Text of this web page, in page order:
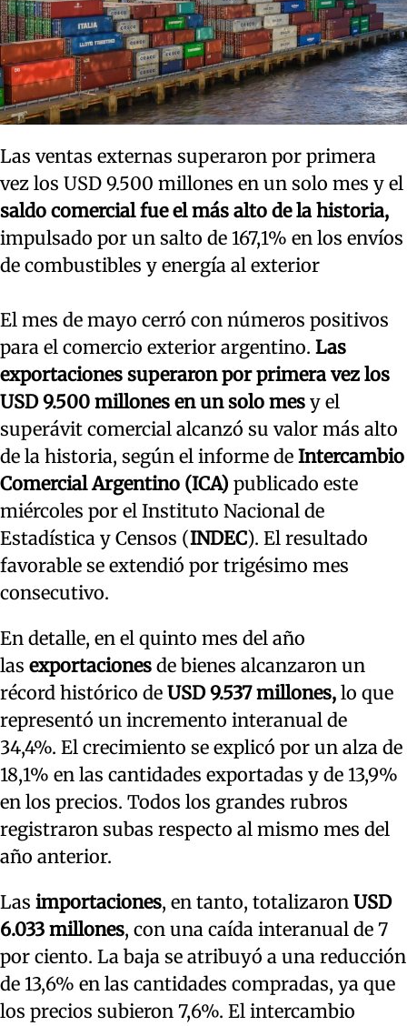
Las ventas externas superaron por primera
vez los USD 9.500 millones en un solo mes y el
saldo comercial fue el más alto de la historia,
impulsado por un salto de 167,1% en los envíos
de combustibles y energía al exterior
El mes de mayo cerró con números positivos
para el comercio exterior argentino. Las
exportaciones superaron por primera vez los
USD 9.500 millones en un solo mes y el
superávit comercial alcanzó su valor más alto
de la historia, según el informe de Intercambio
Comercial Argentino (ICA) publicado este
miércoles por el Instituto Nacional de
Estadística y Censos (INDEC). El resultado
favorable se extendió por trigésimo mes
consecutivo.
En detalle, en el quinto mes del año
las exportaciones de bienes alcanzaron un
récord histórico de USD 9.537 millones, lo que
representó un incremento interanual de
34,4%. El crecimiento se explicó por un alza de
18,1% en las cantidades exportadas y de 13,9%
en los precios. Todos los grandes rubros
registraron subas respecto al mismo mes del
año anterior.
Las importaciones, en tanto, totalizaron USD
6.033 millones, con una caída interanual de 7
por ciento. La baja se atribuyó a una reducción
de 13,6% en las cantidades compradas, ya que
los precios subieron 7,6%. El intercambio